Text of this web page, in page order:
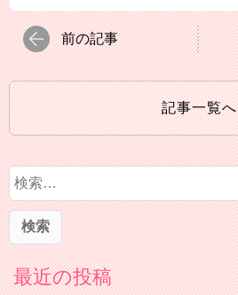
前の記事
記事一覧へ
検
索
最近の投稿